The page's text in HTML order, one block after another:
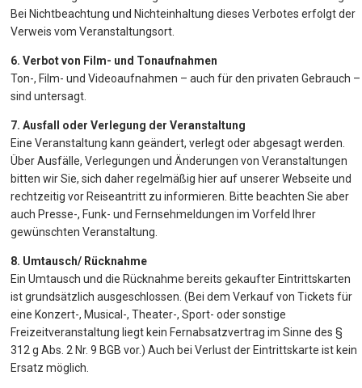
Bei Nichtbeachtung und Nichteinhaltung dieses Verbotes erfolgt der
Verweis vom Veranstaltungsort.
6. Verbot von Film- und Tonaufnahmen
Ton-, Film- und Videoaufnahmen – auch für den privaten Gebrauch –
sind untersagt.
7. Ausfall oder Verlegung der Veranstaltung
Eine Veranstaltung kann geändert, verlegt oder abgesagt werden.
Über Ausfälle, Verlegungen und Änderungen von Veranstaltungen
bitten wir Sie, sich daher regelmäßig hier auf unserer Webseite und
rechtzeitig vor Reiseantritt zu informieren. Bitte beachten Sie aber
auch Presse-, Funk- und Fernsehmeldungen im Vorfeld Ihrer
gewünschten Veranstaltung.
8. Umtausch/ Rücknahme
Ein Umtausch und die Rücknahme bereits gekaufter Eintrittskarten
ist grundsätzlich ausgeschlossen. (Bei dem Verkauf von Tickets für
eine Konzert-, Musical-, Theater-, Sport- oder sonstige
Freizeitveranstaltung liegt kein Fernabsatzvertrag im Sinne des §
312 g Abs. 2 Nr. 9 BGB vor.) Auch bei Verlust der Eintrittskarte ist kein
Ersatz möglich.